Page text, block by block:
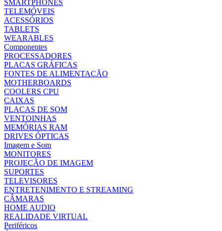
SMARTPHONES
TELEMÓVEIS
ACESSÓRIOS
TABLETS
WEARABLES
Componentes
PROCESSADORES
PLACAS GRÁFICAS
FONTES DE ALIMENTAÇÃO
MOTHERBOARDS
COOLERS CPU
CAIXAS
PLACAS DE SOM
VENTOINHAS
MEMÓRIAS RAM
DRIVES ÓPTICAS
Imagem e Som
MONITORES
PROJEÇÃO DE IMAGEM
SUPORTES
TELEVISORES
ENTRETENIMENTO E STREAMING
CÂMARAS
HOME AUDIO
REALIDADE VIRTUAL
Periféricos